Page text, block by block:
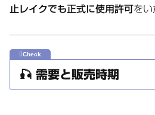
止レイクでも正式に使用許可をい
🎣 需要と販売時期